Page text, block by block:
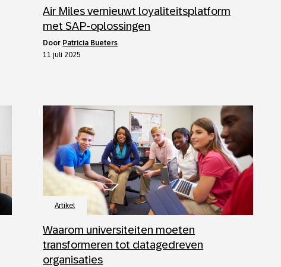
Air Miles vernieuwt loyaliteitsplatform
met SAP-oplossingen
door Patricia Bueters
11 juli 2025
Artikel
Waarom universiteiten moeten
transformeren tot datagedreven
organisaties